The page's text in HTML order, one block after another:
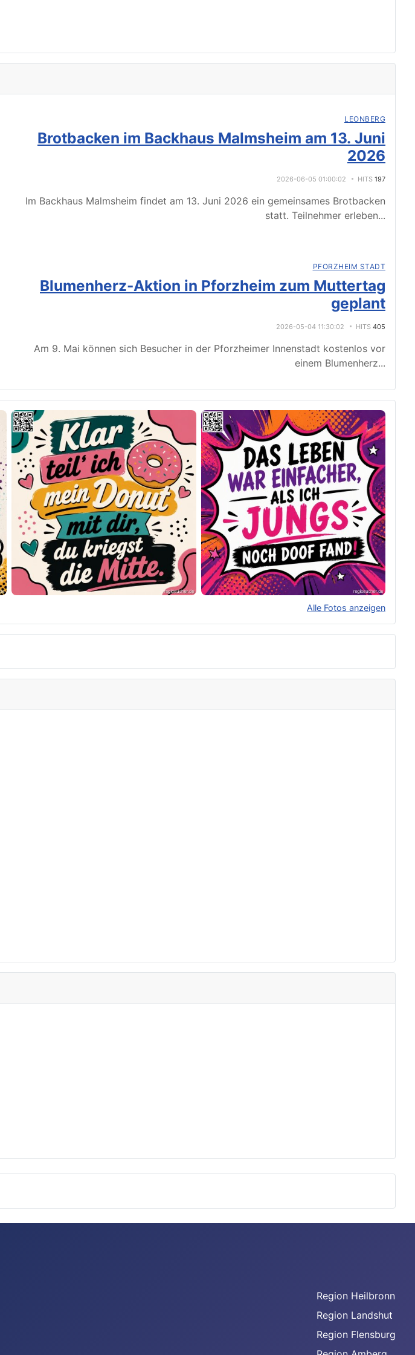
LEONBERG
Brotbacken im Backhaus Malmsheim am 13. Juni
2026
2026-06-05 01:00:02 HITS 197
Im Backhaus Malmsheim findet am 13. Juni 2026 ein gemeinsames Brotbacken
statt. Teilnehmer erleben...
PFORZHEIM STADT
Blumenherz-Aktion in Pforzheim zum Muttertag
geplant
2026-05-04 11:30:02 HITS 405
Am 9. Mai können sich Besucher in der Pforzheimer Innenstadt kostenlos vor
einem Blumenherz...
Alle Fotos anzeigen
Region Heilbronn
Region Landshut
Region Flensburg